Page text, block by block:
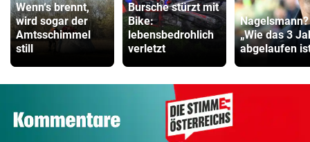
Wenn‘s brennt,
wird sogar der
Amtsschimmel
still
Bursche stürzt mit
Bike:
lebensbedrohlich
verletzt
Nagelsmann?
„Wie das 3
abgelaufen